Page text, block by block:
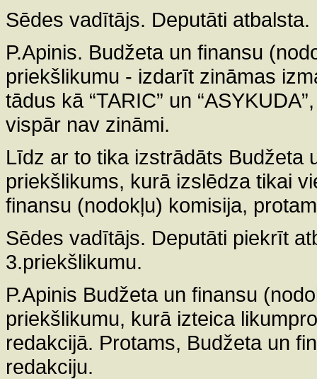
Sēdes vadītājs. Deputāti atbalsta.
P.Apinis. Budžeta un finansu
priekšlikumu - izdarīt zināmas
tādus kā “TARIC” un
vispār nav zināmi.
Līdz ar to tika izstrādāts Budžeta
priekšlikums, kurā izslēdza tikai
finansu (nodokļu) komisija,
Sēdes vadītājs. Deputāti piekrīt
3.priekšlikumu.
P.Apinis Budžeta un finansu
priekšlikumu, kurā izteica
redakcijā. Protams, Budžeta un
redakciju.